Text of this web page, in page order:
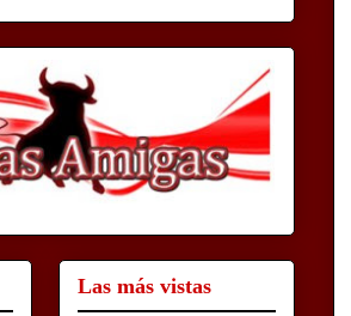
Las más vistas